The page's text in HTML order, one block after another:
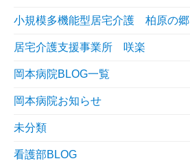
小規模多機能型居宅介護 柏原の郷
居宅介護支援事業所 咲楽
岡本病院BLOG一覧
岡本病院お知らせ
未分類
看護部BLOG